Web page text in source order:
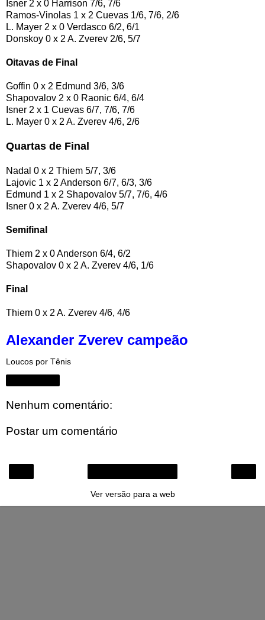
Isner 2 x 0 Harrison 7/6, 7/6
Ramos-Vinolas 1 x 2 Cuevas 1/6, 7/6, 2/6
L. Mayer 2 x 0 Verdasco 6/2, 6/1
Donskoy 0 x 2 A. Zverev 2/6, 5/7
Oitavas de Final
Goffin 0 x 2 Edmund 3/6, 3/6
Shapovalov 2 x 0 Raonic 6/4, 6/4
Isner 2 x 1 Cuevas 6/7, 7/6, 7/6
L. Mayer 0 x 2 A. Zverev 4/6, 2/6
Quartas de Final
Nadal 0 x 2 Thiem 5/7, 3/6
Lajovic 1 x 2 Anderson 6/7, 6/3, 3/6
Edmund 1 x 2 Shapovalov 5/7, 7/6, 4/6
Isner 0 x 2 A. Zverev 4/6, 5/7
Semifinal
Thiem 2 x 0 Anderson 6/4, 6/2
Shapovalov 0 x 2 A. Zverev 4/6, 1/6
Final
Thiem 0 x 2 A. Zverev 4/6, 4/6
Alexander Zverev campeão
Loucos por Tênis
Nenhum comentário:
Postar um comentário
Ver versão para a web